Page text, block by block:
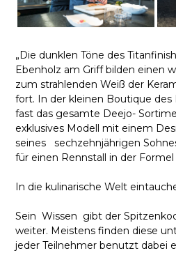
„Die dunklen Töne des
Ebenholz am Griff bilden einen
zum strahlenden Weiß der
fort. In der kleinen Boutique
fast das gesamte Deejo-
exklusives Modell mit einem
seines sechzehnjährigen
für einen Rennstall in der
In die kulinarische Welt
Sein Wissen gibt der
weiter. Meistens finden diese
jeder Teilnehmer benutzt dabei